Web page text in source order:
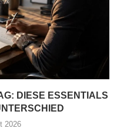
DIESE ESSENTIALS
2026